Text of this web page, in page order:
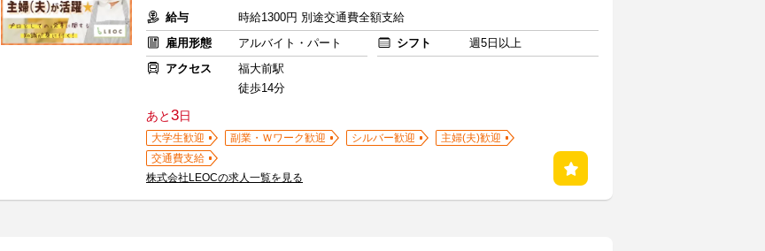
給与
時給1300円 別途交通費全額支給
雇用形態
アルバイト・パート シフト
週5日以上
アクセス
福大前駅
徒歩14分
あと3日
大学生歓迎 副業・Ｗワーク歓迎 シルバー歓迎
主婦(夫)歓迎
交通費支給
株式会社LEOCの求人一覧を見る